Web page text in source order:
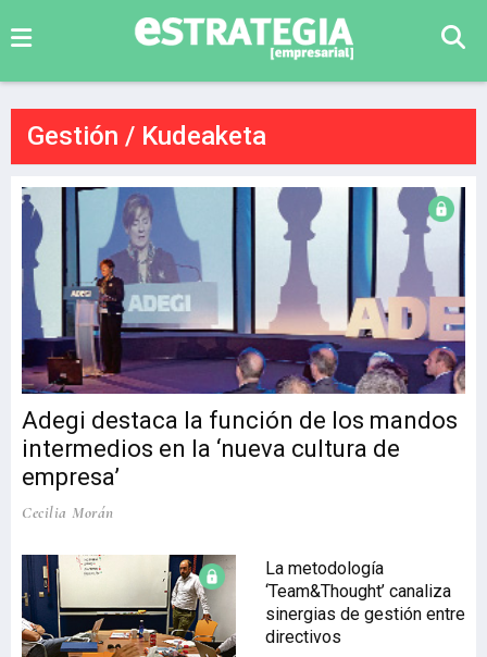
Gestión / Kudeaketa
Adegi destaca la función de los mandos
intermedios en la ‘nueva cultura de
empresa’
Cecilia Morán
La metodología
‘Team&Thought’ canaliza
sinergias de gestión entre
directivos